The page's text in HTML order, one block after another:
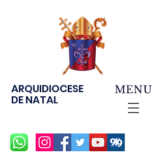
ARQUIDIOCESE
DE NATAL
MENU